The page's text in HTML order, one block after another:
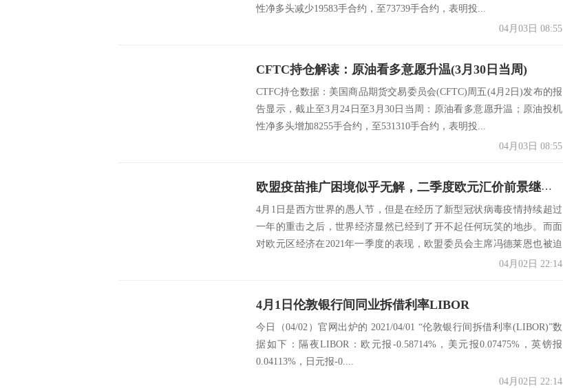
性净多头减少19583手合约，至73739手合约，表明投...
04月03日 08:55
CFTC持仓解读：原油看多意愿升温(3月30日当周)
CTFC持仓数据：美国商品期货交易委员会(CFTC)周五(4月2日)发布的报
告显示，截止至3月24日至3月30日当周：原油看多意愿升温；原油投机
性净多头增加8255手合约，至531310手合约，表明投...
04月03日 08:55
欧盟疫苗推广困境似乎无解，二季度欧元汇价前景继续黯淡
4月1日是西方世界的愚人节，但是在经历了新型冠状病毒疫情持续超过
一年的重击之后，世界经济显然已经到了开不起任何玩笑的地步。而面
对欧元区经济在2021年一季度的表现，欧盟委员会主席冯德莱恩也被迫
04月02日 22:14
4月1日伦敦银行间同业拆借利率LIBOR
今日（04/02）官网出炉的 2021/04/01 “伦敦银行间拆借利率(LIBOR)”数
据如下：隔夜LIBOR：欧元报-0.58714%，美元报0.07475%，英镑报
0.04113%，日元报-0....
04月02日 22:14